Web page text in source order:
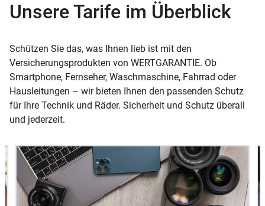
Unsere Tarife im Überblick
Schützen Sie das, was Ihnen lieb ist mit den
Versicherungsprodukten von WERTGARANTIE. Ob
Smartphone, Fernseher, Waschmaschine, Fahrrad oder
Hausleitungen – wir bieten Ihnen den passenden Schutz
für Ihre Technik und Räder. Sicherheit und Schutz überall
und jederzeit.
Slider
Instructions